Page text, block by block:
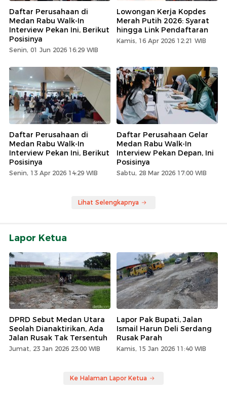
Daftar Perusahaan di
Medan Rabu Walk-In
Interview Pekan Ini, Berikut
Posisinya
Senin, 01 Jun 2026 16:29 WIB
Lowongan Kerja Kopdes
Merah Putih 2026: Syarat
hingga Link Pendaftaran
Kamis, 16 Apr 2026 12:21 WIB
Daftar Perusahaan di
Medan Rabu Walk-In
Interview Pekan Ini, Berikut
Posisinya
Senin, 13 Apr 2026 14:29 WIB
Daftar Perusahaan Gelar
Medan Rabu Walk-In
Interview Pekan Depan, Ini
Posisinya
Sabtu, 28 Mar 2026 17:00 WIB
Lihat Selengkapnya
Lapor Ketua
DPRD Sebut Medan Utara
Seolah Dianaktirikan, Ada
Jalan Rusak Tak Tersentuh
Jumat, 23 Jan 2026 23:00 WIB
Lapor Pak Bupati, Jalan
Ismail Harun Deli Serdang
Rusak Parah
Kamis, 15 Jan 2026 11:40 WIB
Ke Halaman Lapor Ketua